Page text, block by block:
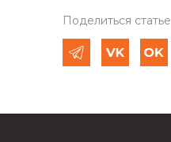
Поделиться